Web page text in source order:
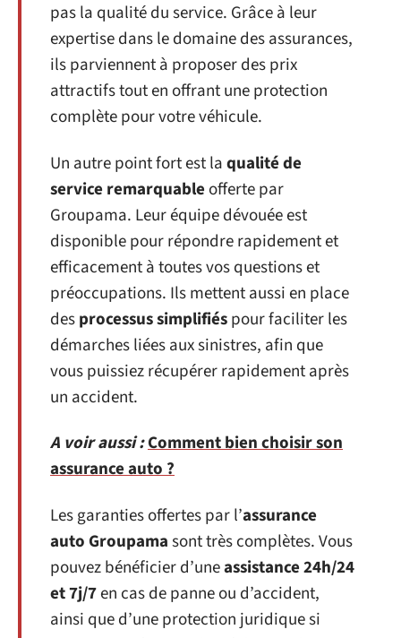
pas la qualité du service. Grâce à leur
expertise dans le domaine des assurances,
ils parviennent à proposer des prix
attractifs tout en offrant une protection
complète pour votre véhicule.
Un autre point fort est laqualité de
service remarquable offerte par
Groupama. Leur équipe dévouée est
disponible pour répondre rapidement et
efficacement à toutes vos questions et
préoccupations. Ils mettent aussi en place
desprocessus simplifiéspour faciliter les
démarches liées aux sinistres, afin que
vous puissiez récupérer rapidement après
un accident.
A voir aussi :Comment bien choisir son
assurance auto ?
Les garanties offertes par l’assurance
auto Groupamasont très complètes. Vous
pouvez bénéficier d’uneassistance 24h/24
et 7j/7en cas de panne ou d’accident,
ainsi que d’une protection juridique si